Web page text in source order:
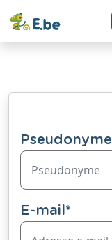
Pseudonyme
E-mail*